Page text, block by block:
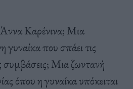
Άννα Καρένινα; Μια
γυναίκα που σπάει τις
συμβάσεις; Μια ζωντανή
όπου η γυναίκα υπόκειται